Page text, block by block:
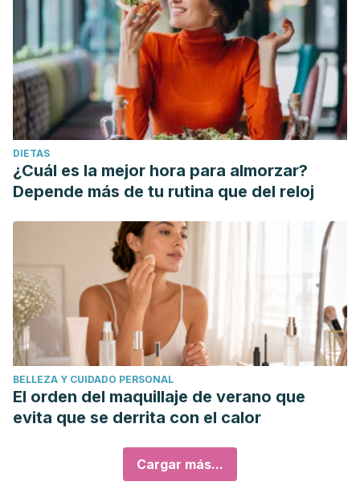
DIETAS
¿Cuál es la mejor hora para almorzar?
Depende más de tu rutina que del reloj
BELLEZA Y CUIDADO PERSONAL
El orden del maquillaje de verano que
evita que se derrita con el calor
Cargar más...